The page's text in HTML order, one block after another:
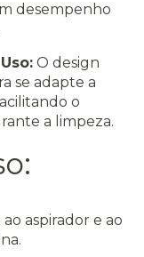
desempenho
O design
se adapte a
o
a limpeza.
aspirador e ao